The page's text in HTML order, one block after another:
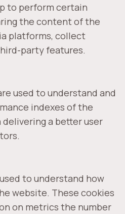
to perform certain
the content of the
platforms, collect
party features.
used to understand and
indexes of the
a better user
to understand how
website. These cookies
on metrics the number